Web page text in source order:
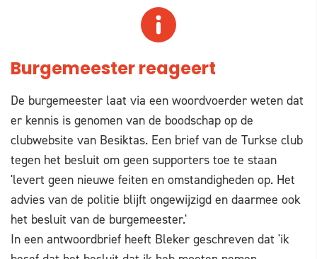
Burgemeester reageert
De burgemeester laat via een woordvoerder weten dat
er kennis is genomen van de boodschap op de
clubwebsite van Besiktas. Een brief van de Turkse club
tegen het besluit om geen supporters toe te staan
'levert geen nieuwe feiten en omstandigheden op. Het
advies van de politie blijft ongewijzigd en daarmee ook
het besluit van de burgemeester.'
In een antwoordbrief heeft Bleker geschreven dat 'ik